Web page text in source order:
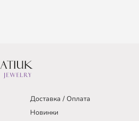
Доставка / Оплата
Новинки